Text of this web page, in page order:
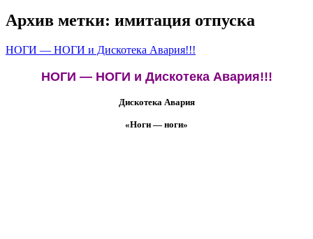
Архив метки: имитация отпуска
НОГИ — НОГИ и Дискотека Авария!!!
НОГИ — НОГИ и Дискотека Авария!!!
Дискотека Авария
«Ноги — ноги»